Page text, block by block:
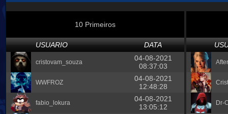
10 Primeiros
USUARIO DATA
cristovam_souza
04-08-2021
08:37:03
WWFROZ
04-08-2021
12:48:28
fabio_lokura
04-08-2021
13:05:12
Dr-